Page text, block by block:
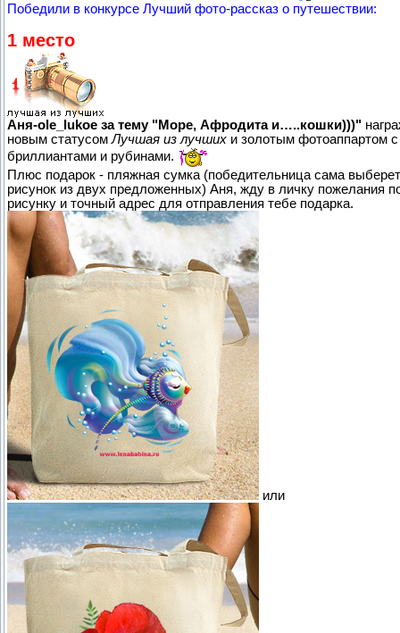
Победили в конкурсе Лучший фото-рассказ о путешествии:
1 место
Аня-ole_lukoe за тему "Море, Афродита и…..кошки)))"
новым статусомЛучшая из лучших и золотым фотоаппартом с
бриллиантами и рубинами.
Плюс подарок - пляжная сумка (победительница сама
рисунок из двух предложенных) Аня, жду в личку пожелания
рисунку и точный адрес для отправления тебе подарка.
или